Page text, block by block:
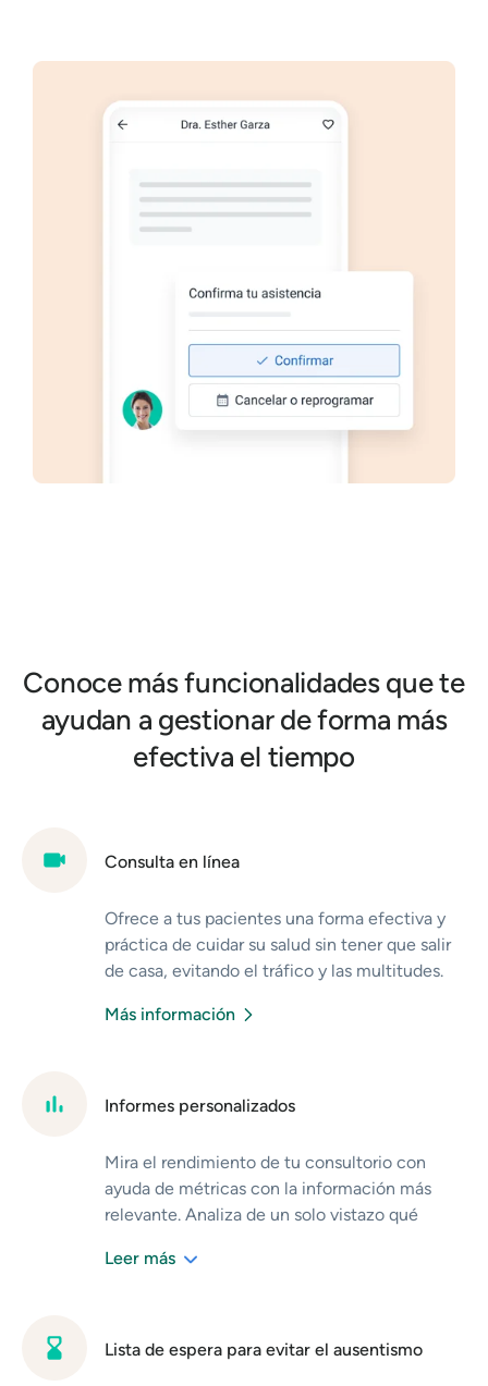
Conoce más funcionalidades que te
ayudan a gestionar de forma más
efectiva el tiempo
Consulta en línea
Ofrece a tus pacientes una forma efectiva y
práctica de cuidar su salud sin tener que salir
de casa, evitando el tráfico y las multitudes.
requieren contacto físico o resuelve dudas de
Más información
Informes personalizados
Mira el rendimiento de tu consultorio con
ayuda de métricas con la información más
relevante. Analiza de un solo vistazo qué
Además, puedes saber el número de pacientes
estrategia o implementar cambios para
Leer más
Lista de espera para evitar el ausentismo